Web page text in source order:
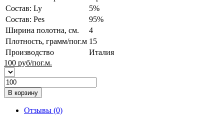
Состав: Ly
5%
Состав: Pes
95%
Ширина полотна, см.
4
Плотность, грамм/пог.м 15
Производство
Италия
100 руб/пог.м.
В корзину
Отзывы (0)